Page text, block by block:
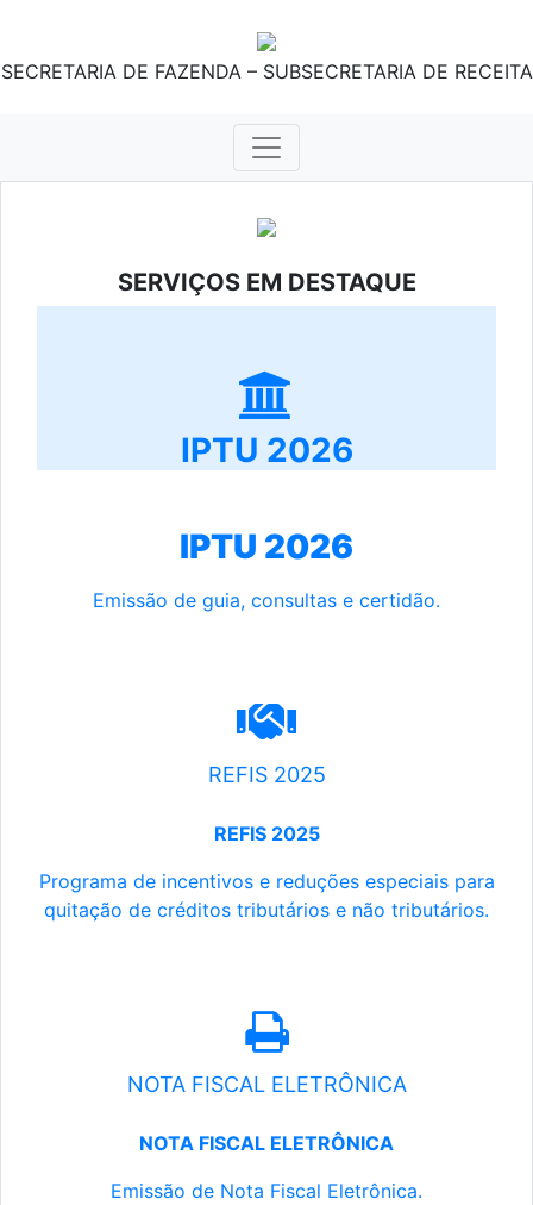
SECRETARIA DE FAZENDA – SUBSECRETARIA DE RECEITA
SERVIÇOS EM DESTAQUE
IPTU 2026
IPTU 2026
Emissão de guia, consultas e certidão.
REFIS 2025
REFIS 2025
Programa de incentivos e reduções especiais para
quitação de créditos tributários e não tributários.
NOTA FISCAL ELETRÔNICA
NOTA FISCAL ELETRÔNICA
Emissão de Nota Fiscal Eletrônica.